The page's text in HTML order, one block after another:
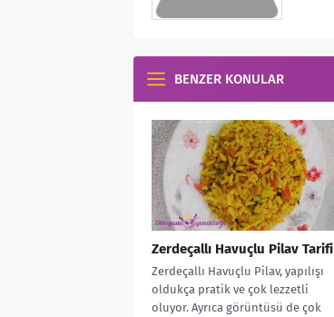
BENZER KONULAR
Zerdeçallı Havuçlu Pilav Tarifi
Zerdeçallı Havuçlu Pilav, yapılışı
oldukça pratik ve çok lezzetli
oluyor. Ayrıca görüntüsü de çok